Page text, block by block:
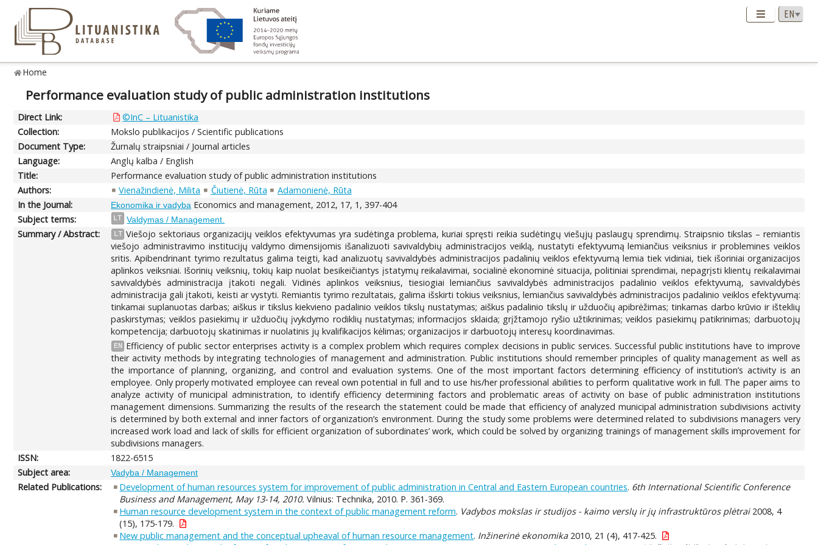
Home
Performance evaluation study of public administration institutions
Direct Link:
©InC – Lituanistika
Collection:
Mokslo publikacijos / Scientific publications
Document Type:
Žurnalų straipsniai / Journal articles
Language:
Anglų kalba / English
Title:
Performance evaluation study of public administration institutions
Authors:
Vienažindienė, Milita Čiutienė, Rūta
Adamonienė, Rūta
In the Journal:
Ekonomika ir vadyba Economics and management, 2012, 17, 1, 397-404
Subject terms:
LT Valdymas / Management.
Summary / Abstract: LT Viešojo sektoriaus organizacijų veiklos efektyvumas yra sudėtinga problema, kuriai spręsti reikia sudėtingų viešųjų paslaugų sprendimų. Straipsnio tikslas – remiantis
viešojo administravimo institucijų valdymo dimensijomis išanalizuoti savivaldybių administracijos veiklą, nustatyti efektyvumą lemiančius veiksnius ir problemines veiklos
sritis. Apibendrinant tyrimo rezultatus galima teigti, kad analizuotų savivaldybės administracijos padalinių veiklos efektyvumą lemia tiek vidiniai, tiek išoriniai organizacijos
aplinkos veiksniai. Išorinių veiksnių, tokių kaip nuolat besikeičiantys įstatymų reikalavimai, socialinė ekonominė situacija, politiniai sprendimai, nepagrįsti klientų reikalavimai
savivaldybės administracija įtakoti negali. Vidinės aplinkos veiksnius, tiesiogiai lemiančius savivaldybės administracijos padalinio veiklos efektyvumą, savivaldybės
administracija gali įtakoti, keisti ar vystyti. Remiantis tyrimo rezultatais, galima išskirti tokius veiksnius, lemiančius savivaldybės administracijos padalinio veiklos efektyvumą:
tinkamai suplanuotas darbas; aiškus ir tikslus kiekvieno padalinio veiklos tikslų nustatymas; aiškus padalinio tikslų ir užduočių apibrėžimas; tinkamas darbo krūvio ir išteklių
paskirstymas; veiklos pasiekimų ir užduočių įvykdymo rodiklių nustatymas; informacijos sklaida; grįžtamojo ryšio užtikrinimas; veiklos pasiekimų patikrinimas; darbuotojų
kompetencija; darbuotojų skatinimas ir nuolatinis jų kvalifikacijos kėlimas; organizacijos ir darbuotojų interesų koordinavimas.
EN
Efficiency of public sector enterprises activity is a complex problem which requires complex decisions in public services. Successful public institutions have to improve
their activity methods by integrating technologies of management and administration. Public institutions should remember principles of quality management as well as
the importance of planning, organizing, and control and evaluation systems. One of the most important factors determining efficiency of institution’s activity is an
employee. Only properly motivated employee can reveal own potential in full and to use his/her professional abilities to perform qualitative work in full. The paper aims to
analyze activity of municipal administration, to identify efficiency determining factors and problematic areas of activity on base of public administration institutions
management dimensions. Summarizing the results of the research the statement could be made that efficiency of analyzed municipal administration subdivisions activity
is determined by both external and inner factors of organization’s environment. During the study some problems were determined related to subdivisions managers very
increased work load and lack of skills for efficient organization of subordinates’ work, which could be solved by organizing trainings of management skills improvement for
subdivisions managers.
ISSN:
1822-6515
Subject area:
Vadyba / Management
Related Publications: Development of human resources system for improvement of public administration in Central and Eastern European countries. 6th International Scientific Conference
Business and Management, May 13-14, 2010. Vilnius: Technika, 2010. P. 361-369.
Human resource development system in the context of public management reform. Vadybos mokslas ir studijos - kaimo verslų ir jų infrastruktūros plėtrai2008, 4
(15), 175-179.
New public management and the conceptual upheaval of human resource management. Inžinerinė ekonomika2010, 21 (4), 417-425.